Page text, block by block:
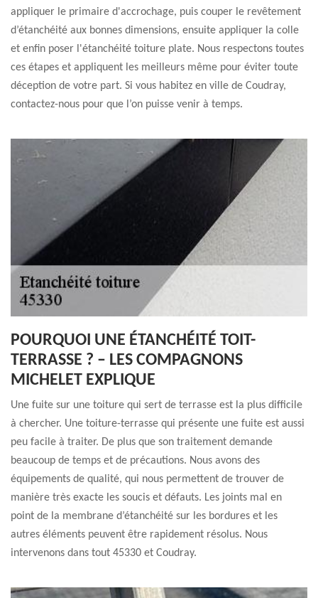
appliquer le primaire d'accrochage, puis couper le revêtement
d’étanchéité aux bonnes dimensions, ensuite appliquer la colle
et enfin poser l'étanchéité toiture plate. Nous respectons toutes
ces étapes et appliquent les meilleurs même pour éviter toute
déception de votre part. Si vous habitez en ville de Coudray,
contactez-nous pour que l’on puisse venir à temps.
POURQUOI UNE ÉTANCHÉITÉ TOIT-
TERRASSE ? – LES COMPAGNONS
MICHELET EXPLIQUE
Une fuite sur une toiture qui sert de terrasse est la plus difficile
à chercher. Une toiture-terrasse qui présente une fuite est aussi
peu facile à traiter. De plus que son traitement demande
beaucoup de temps et de précautions. Nous avons des
équipements de qualité, qui nous permettent de trouver de
manière très exacte les soucis et défauts. Les joints mal en
point de la membrane d’étanchéité sur les bordures et les
autres éléments peuvent être rapidement résolus. Nous
intervenons dans tout 45330 et Coudray.